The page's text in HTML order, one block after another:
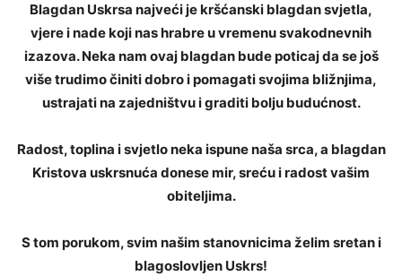
Blagdan Uskrsa najveći je kršćanski blagdan svjetla,
vjere i nade koji nas hrabre u vremenu svakodnevnih
izazova. Neka nam ovaj blagdan bude poticaj da se još
više trudimo činiti dobro i pomagati svojima bližnjima,
ustrajati na zajedništvu i graditi bolju budućnost.
Radost, toplina i svjetlo neka ispune naša srca, a blagdan
Kristova uskrsnuća donese mir, sreću i radost vašim
obiteljima.
S tom porukom, svim našim stanovnicima želim sretan i
blagoslovljen Uskrs!